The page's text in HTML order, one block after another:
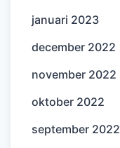
januari 2023
december 2022
november 2022
oktober 2022
september 2022